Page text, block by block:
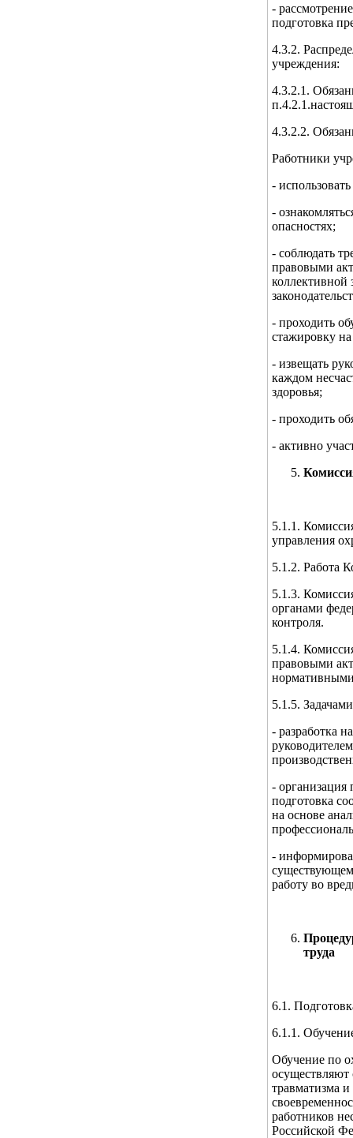
-
подготовка
4.3.2.
учреждения:
4.3.2.1.
4.3.2.2.
Работники
-
-
опасностях;
- соблюдать
правовыми
коллективной
- проходить
стажировку
- извещать
каждом
здоровья;
- проходить
- активно
5.1.1.
управления
5.1.2. Работа
5.1.3.
органами
контроля.
5.1.4.
правовыми
5.1.5.
- разработка
- организация
подготовка
на основе
-
существующем
работу во
труда
6.1.
6.1.1.
Обучение по
осуществляют
травматизма
работников
Российской